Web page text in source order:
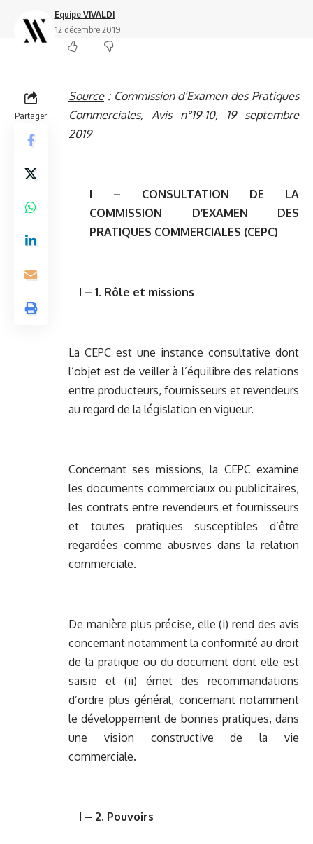
Equipe VIVALDI
12 décembre 2019
Partager
Source: Commission d’Examen des Pratiques
Commerciales, Avis n°19-10, 19 septembre
2019
I – CONSULTATION DE LA
COMMISSION D’EXAMEN DES
PRATIQUES COMMERCIALES (CEPC)
I – 1. Rôle et missions
La CEPC est une instance consultative dont
l’objet est de veiller à l’équilibre des relations
entre producteurs, fournisseurs et revendeurs
au regard de la législation en vigueur.
Concernant ses missions, la CEPC examine
les documents commerciaux ou publicitaires,
les contrats entre revendeurs et fournisseurs
et toutes pratiques susceptibles d’être
regardées comme abusives dans la relation
commerciale.
De manière plus précise, elle (i) rend des avis
concernant notamment la conformité au droit
de la pratique ou du document dont elle est
saisie et (ii) émet des recommandations
d’ordre plus général, concernant notamment
le développement de bonnes pratiques, dans
une vision constructive de la vie
commerciale.
I – 2. Pouvoirs